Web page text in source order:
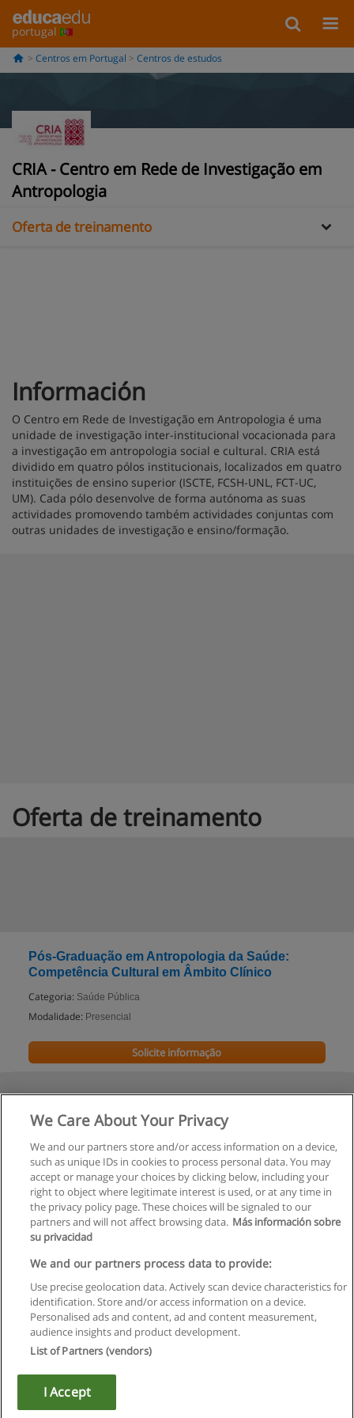
portugal
Centros em Portugal Centros de estudos
CRIA - Centro em Rede de Investigação em
Antropologia
Informação
Oferta de treinamento
Información
O Centro em Rede de Investigação em Antropologia é uma
unidade de investigação inter-institucional vocacionada para
a investigação em antropologia social e cultural. CRIA está
dividido em quatro pólos institucionais, localizados em quatro
instituições de ensino superior (ISCTE, FCSH-UNL, FCT-UC,
UM). Cada pólo desenvolve de forma autónoma as suas
actividades promovendo também actividades conjuntas com
outras unidades de investigação e ensino/formação.
Oferta de treinamento
Pós-Graduação em Antropologia da Saúde:
Competência Cultural em Âmbito Clínico
Categoria: Saúde Pública
Modalidade: Presencial
Solicite informação
Regras de uso
Privacidade de dados
Entrar em contato com Educaedu
Copyright © Educaedu Business S.L. - CIF : B-95610580: -
We Care About Your Privacy
We and our partners store and/or access information on a device,
such as unique IDs in cookies to process personal data. You may
accept or manage your choices by clicking below, including your
right to object where legitimate interest is used, or at any time in
the privacy policy page. These choices will be signaled to our
partners and will not affect browsing data. Más información sobre
su privacidad
We and our partners process data to provide:
Use precise geolocation data. Actively scan device characteristics for
identification. Store and/or access information on a device.
Personalised ads and content, ad and content measurement,
audience insights and product development.
List of Partners (vendors)
I Accept